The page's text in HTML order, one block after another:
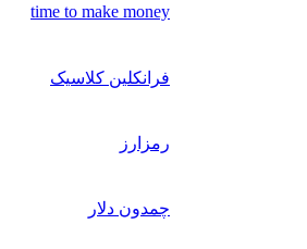
time to make money
فرانکلین کلاسیک
رمزارز
چمدون دلار